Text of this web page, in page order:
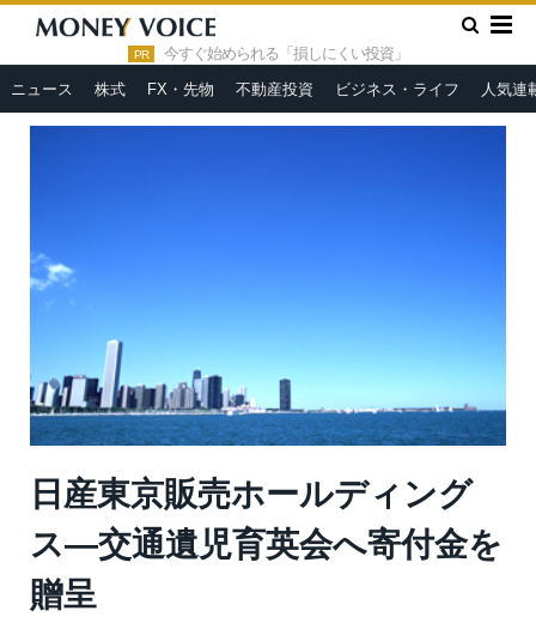
PR 今すぐ始められる「損しにくい投資」
ニュース 株式 FX・先物 不動産投資 ビジネス・ライフ 人気連
HOME » 市況ヘッドライン
日産東京販売ホールディングス—
交通遺児育英会へ寄付金を贈呈
日産東京販売ホールディング
ス—交通遺児育英会へ寄付金を
贈呈